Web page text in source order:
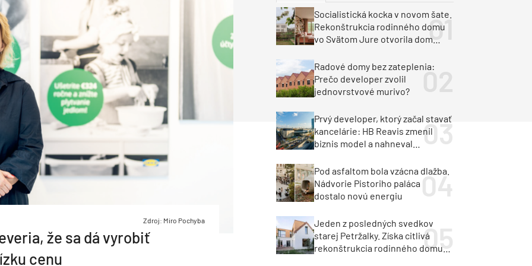
Interiérový dizajn Urbanizmus
Klimatizácia a vetranie
Stavebná technika
Bonusy Klubu ASB Manažérsky kurz Milan Murcka
Zdroj: Miro Pochyba
že sa dá vyrobiť
cenu
Socialistická kocka v novom šate.
Rekonštrukcia rodinného domu
vo Svätom Jure otvorila dom
Radové domy bez zateplenia:
Prečo developer zvolil
jednovrstvové murivo?
Prvý developer, ktorý začal stavať
kancelárie: HB Reavis zmenil
biznis model a nahneval
Pod asfaltom bola vzácna dlažba.
Nádvorie Pistoriho paláca
dostalo novú energiu
Jeden z posledných svedkov
starej Petržalky. Získa citlivá
rekonštrukcia rodinného domu